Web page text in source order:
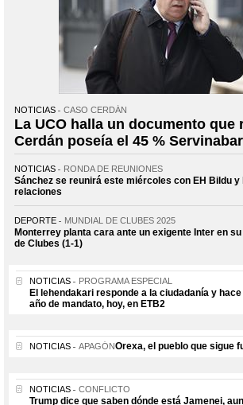
NOTICIAS CASO CERDÁN
La UCO halla un documento que
Cerdán poseía el 45 % Servinabar
NOTICIAS RONDA DE REUNIONES
Sánchez se reunirá este miércoles con EH Bildu y
relaciones
DEPORTE MUNDIAL DE CLUBES 2025
Monterrey planta cara ante un exigente Inter en
de Clubes (1-1)
NOTICIAS PROGRAMA ESPECIAL
El lehendakari responde a la ciudadanía y
año de mandato, hoy, en ETB2
NOTICIAS APAGÓNOrexa, el pueblo que sigue
NOTICIAS CONFLICTO
Trump dice que saben dónde está Jamenei,